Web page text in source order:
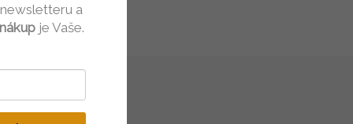
a
je Vaše.